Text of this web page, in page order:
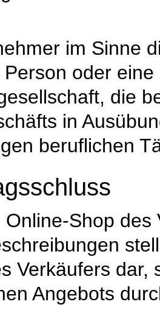
im Sinne
oder
die
in
beruflichen
Online-Shop
Verkäufers dar,
Angebots